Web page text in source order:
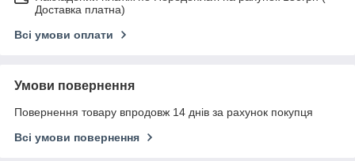
Доставка платна)
Всі умови оплати
Умови повернення
Повернення товару впродовж 14 днів за рахунок покупця
Всі умови повернення